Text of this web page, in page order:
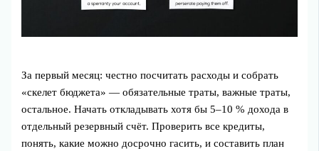
За первый месяц: честно посчитать расходы и собрать
«скелет бюджета» — обязательные траты, важные траты,
остальное. Начать откладывать хотя бы 5–10 % дохода в
отдельный резервный счёт. Проверить все кредиты,
понять, какие можно досрочно гасить, и составить план